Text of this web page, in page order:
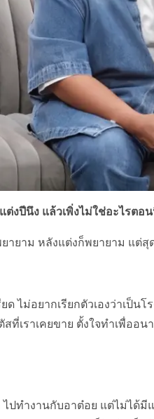
งปีนึง แล้วเพิ่งไม่ใช่อะไรตอ
ายาม หลังแต่งก็พยายาม แต่
ด ไม่อยากเรียกตัวเองว่าเป็
ที่เราเคยขาย ตั้งใจทำเพื่ออ
ไปทำงานกับอาต๋อย แต่ไม่ไ